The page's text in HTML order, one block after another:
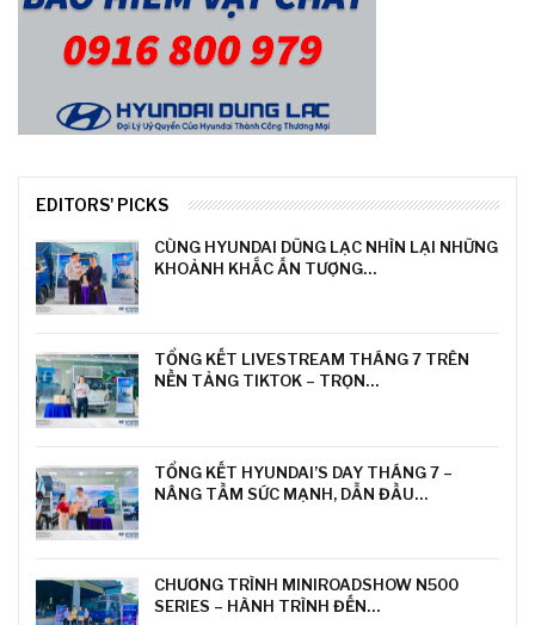
EDITORS' PICKS
CÙNG HYUNDAI DŨNG LẠC NHÌN LẠI NHỮNG
KHOẢNH KHẮC ẤN TƯỢNG…
TỔNG KẾT LIVESTREAM THÁNG 7 TRÊN
NỀN TẢNG TIKTOK – TRỌN…
TỔNG KẾT HYUNDAI’S DAY THÁNG 7 –
NÂNG TẦM SỨC MẠNH, DẪN ĐẦU…
CHƯƠNG TRÌNH MINIROADSHOW N500
SERIES – HÀNH TRÌNH ĐẾN…